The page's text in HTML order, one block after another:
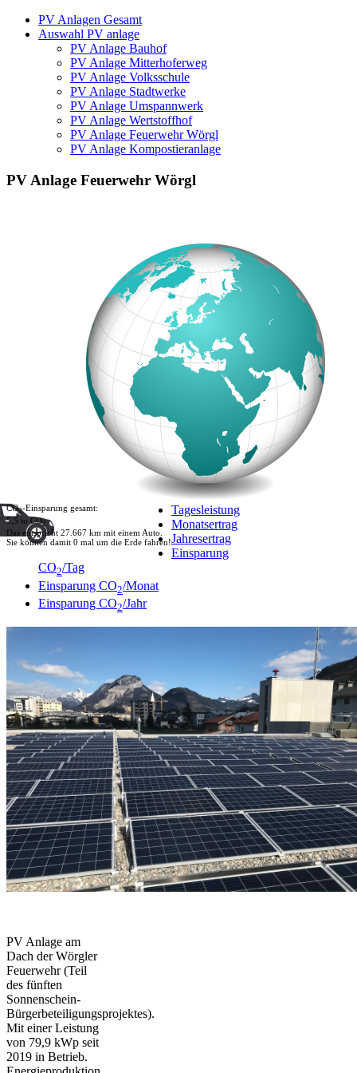
PV Anlagen Gesamt
Auswahl PV anlage
PV Anlage Bauhof
PV Anlage Mitterhoferweg
PV Anlage Volksschule
PV Anlage Stadtwerke
PV Anlage Umspannwerk
PV Anlage Wertstoffhof
PV Anlage Feuerwehr Wörgl
PV Anlage Kompostieranlage
PV Anlage Feuerwehr Wörgl
CO2-Einsparung gesamt:
5,5 to CO2
Das entspricht 27.667 km mit einem Auto.
Sie können damit 0 mal um die Erde fahren!
Tagesleistung
Monatsertrag
Jahresertrag
Einsparung
CO2/Tag
Einsparung CO2/Monat
Einsparung CO2/Jahr
PV Anlage am
Dach der Wörgler
Feuerwehr (Teil
des fünften
Sonnenschein-
Bürgerbeteiligungsprojektes).
Mit einer Leistung
von 79,9 kWp seit
2019 in Betrieb.